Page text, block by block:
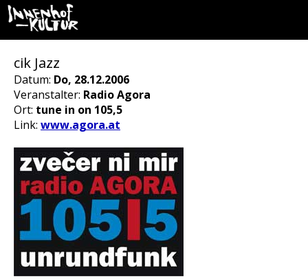
cik Jazz
Datum: Do, 28.12.2006
Veranstalter: Radio Agora
Ort: tune in on 105,5
Link: www.agora.at